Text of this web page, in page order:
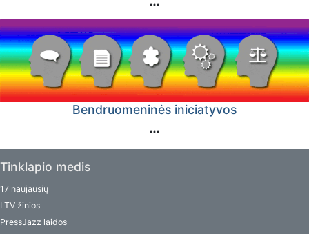
Bendruomeninės iniciatyvos
Tinklapio medis
17 naujausių
LTV žinios
PressJazz laidos